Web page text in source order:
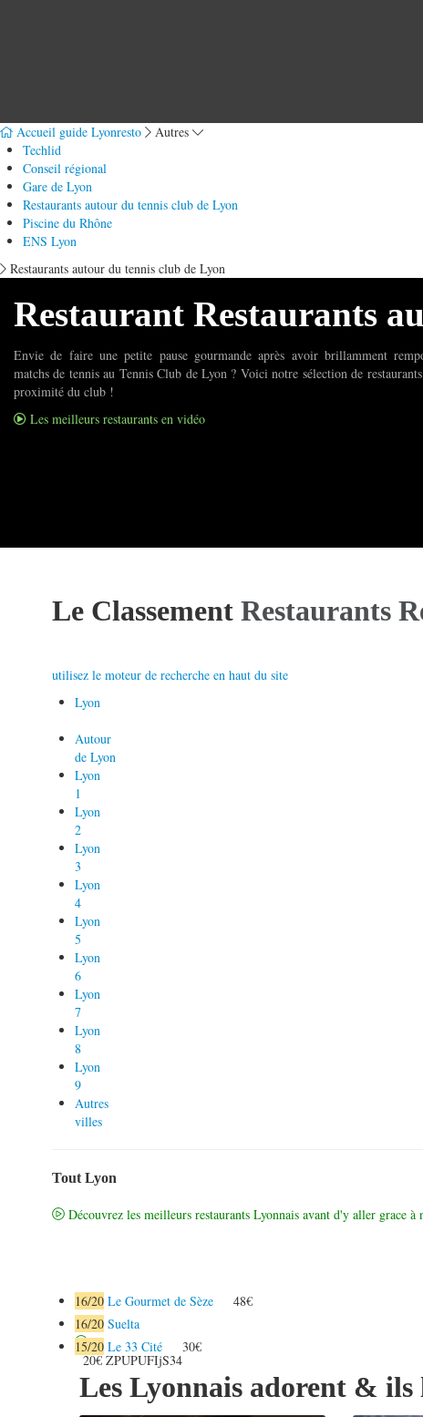
Accueil guide Lyonresto
Autres
Techlid
Conseil régional
Gare de Lyon
Restaurants autour du tennis club de Lyon
Piscine du Rhône
ENS Lyon
Restaurants autour du tennis club de Lyon
Restaurant Restaurants
Envie de faire une petite pause gourmande après avoir brillamment
matchs de tennis au Tennis Club de Lyon ? Voici notre sélection de
proximité du club !
Les meilleurs restaurants en vidéo
Le Classement Restaurants
utilisez le moteur de recherche en haut du site
Lyon
Autour
de Lyon
Lyon
1
Lyon
2
Lyon
3
Lyon
4
Lyon
5
Lyon
6
Lyon
7
Lyon
8
Lyon
9
Autres
villes
Tout Lyon
Découvrez les meilleurs restaurants Lyonnais avant d'y aller grace
16/20 Le Gourmet de Sèze
48€
16/20 Suelta
20€ZPUPUFIjS34
15/20 Le 33 Cité 30€
Les Lyonnais adorent & ils